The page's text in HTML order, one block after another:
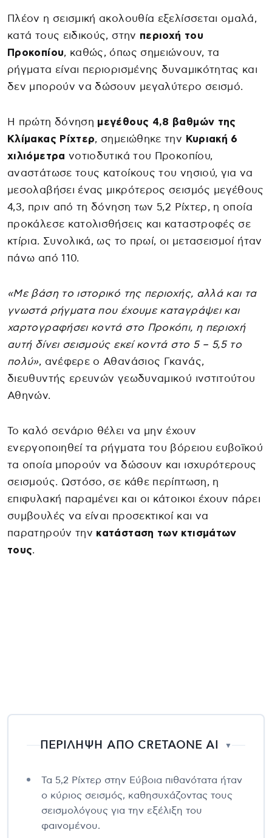
Πλέον η σεισμική ακολουθία εξελίσσεται ομαλά,
κατά τους ειδικούς, στην περιοχή του
Προκοπίου, καθώς, όπως σημειώνουν, τα
ρήγματα είναι περιορισμένης δυναμικότητας και
δεν μπορούν να δώσουν μεγαλύτερο σεισμό.
Η πρώτη δόνηση μεγέθους 4,8 βαθμών της
Κλίμακας Ρίχτερ, σημειώθηκε την Κυριακή 6
χιλιόμετρα νοτιοδυτικά του Προκοπίου,
αναστάτωσε τους κατοίκους του νησιού, για να
μεσολαβήσει ένας μικρότερος σεισμός μεγέθους
4,3, πριν από τη δόνηση των 5,2 Ρίχτερ, η οποία
προκάλεσε κατολισθήσεις και καταστροφές σε
κτίρια. Συνολικά, ως το πρωί, οι μετασεισμοί ήταν
πάνω από 110.
«Με βάση το ιστορικό της περιοχής, αλλά και τα
γνωστά ρήγματα που έχουμε καταγράψει και
χαρτογραφήσει κοντά στο Προκόπι, η περιοχή
αυτή δίνει σεισμούς εκεί κοντά στο 5 – 5,5 το
πολύ», ανέφερε ο Αθανάσιος Γκανάς,
διευθυντής ερευνών γεωδυναμικού ινστιτούτου
Αθηνών.
Το καλό σενάριο θέλει να μην έχουν
ενεργοποιηθεί τα ρήγματα του βόρειου ευβοϊκού
τα οποία μπορούν να δώσουν και ισχυρότερους
σεισμούς. Ωστόσο, σε κάθε περίπτωση, η
επιφυλακή παραμένει και οι κάτοικοι έχουν πάρει
συμβουλές να είναι προσεκτικοί και να
παρατηρούν την κατάσταση των κτισμάτων
τους.
ΠΕΡΙΛΗΨΗ ΑΠΟ CRETAONE AI ▼
Τα 5,2 Ρίχτερ στην Εύβοια πιθανότατα ήταν
ο κύριος σεισμός, καθησυχάζοντας τους
σεισμολόγους για την εξέλιξη του
φαινομένου.